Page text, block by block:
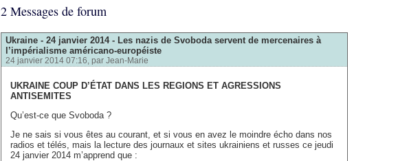
2 Messages de forum
Ukraine - 24 janvier 2014 - Les nazis de Svoboda servent de mercenaires à
l’impérialisme américano-européiste
24 janvier 2014 07:16, par Jean-Marie
UKRAINE COUP D’ÉTAT DANS LES REGIONS ET AGRESSIONS
ANTISEMITES
Qu’est-ce que Svoboda ?
Je ne sais si vous êtes au courant, et si vous en avez le moindre écho dans nos
radios et télés, mais la lecture des journaux et sites ukrainiens et russes ce jeudi
24 janvier 2014 m’apprend que :